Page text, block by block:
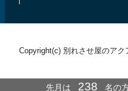
Copyright(c) 別れさせ屋のアク
先月は 238 名の